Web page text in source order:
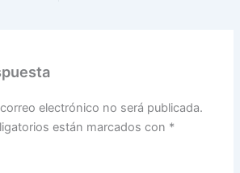
electrónico no será publicada.
están marcados con *